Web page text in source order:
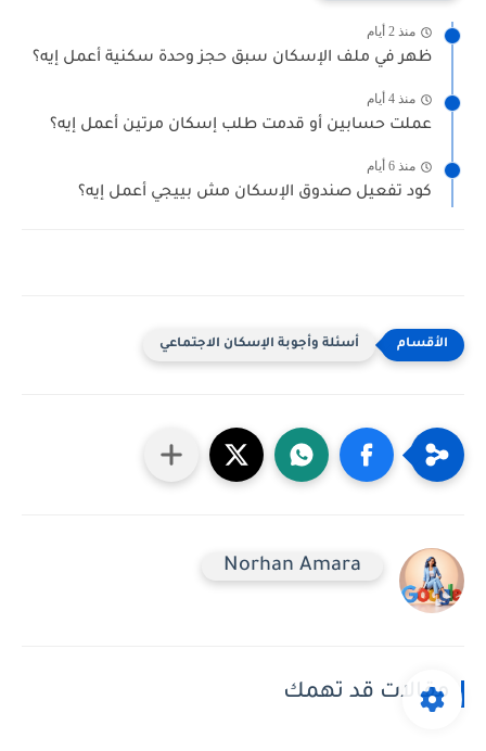
منذ 2 أيام
ظهر في ملف الإسكان سبق حجز وحدة سكنية أعمل إيه؟
منذ 4 أيام
عملت حسابين أو قدمت طلب إسكان مرتين أعمل إيه؟
منذ 6 أيام
كود تفعيل صندوق الإسكان مش بييجي أعمل إيه؟
أسئلة وأجوبة الإسكان الاجتماعي
Norhan Amara
مقالات قد تهمك